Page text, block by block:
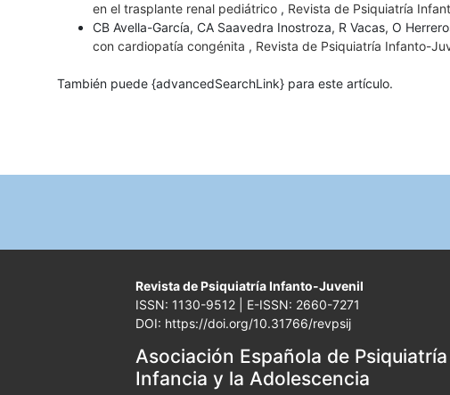
en el trasplante renal pediátrico , Revista de Psiquiatría
CB Avella-García, CA Saavedra Inostroza, R Vacas, O
con cardiopatía congénita , Revista de Psiquiatría Infanto-
También puede {advancedSearchLink} para este artículo.
Revista de Psiquiatría Infanto-Juvenil
ISSN: 1130-9512 | E-ISSN: 2660-7271
DOI: https://doi.org/10.31766/revpsij
Asociación Española de
Infancia y la Adolescencia